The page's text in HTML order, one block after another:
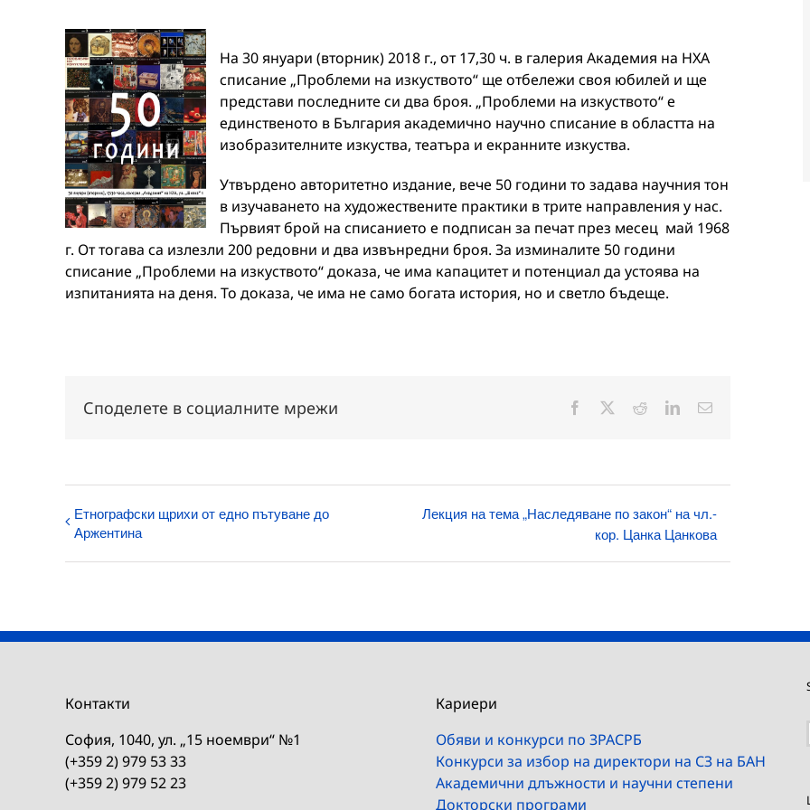
На 30 януари (вторник) 2018 г., от 17,30 ч. в галерия Академия на НХА
списание „Проблеми на изкуството“ ще отбележи своя юбилей и ще
представи последните си два броя. „Проблеми на изкуството“ е
единственото в България академично научно списание в областта на
изобразителните изкуства, театъра и екранните изкуства.
Утвърдено авторитетно издание, вече 50 години то задава научния тон
в изучаването на художествените практики в трите направления у нас.
Първият брой на списанието е подписан за печат през месец май 1968
г. От тогава са излезли 200 редовни и два извънредни броя. За изминалите 50 години
списание „Проблеми на изкуството“ доказа, че има капацитет и потенциал да устоява на
изпитанията на деня. То доказа, че има не само богата история, но и светло бъдеще.
Споделете в социалните мрежи Facebook RedditLinkedInЕлектронна
Етнографски щрихи от едно пътуване до
Аржентина
Лекция на тема „Наследяване по закон“ на чл.-
кор. Цанка Цанкова
Контакти
София, 1040, ул. „15 ноември“ №1
(+359 2) 979 53 33
(+359 2) 979 52 23
Кариери
Обяви и конкурси по ЗРАСРБ
Конкурси за избор на директори на СЗ на БАН
Академични длъжности и научни степени
Докторски програми